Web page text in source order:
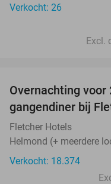
Verkocht: 26
Excl.
Overnachting
gangendiner bij
Fletcher Hotels
Helmond (+ meerdere
Verkocht: 18.374